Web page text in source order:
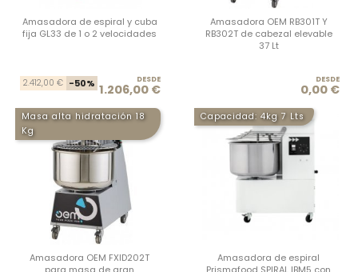
Amasadora de espiral y cuba
fija GL33 de 1 o 2 velocidades
Precio base
2.412,00 € -50% Precio
DESDE
1.206,00 €
Amasadora OEM RB301T Y
RB302T de cabezal elevable
37 Lt
DESDE
0,00 €
Masa alta hidratación 18
Kg
Amasadora OEM FXID202T
para masa de gran
Capacidad: 4kg 7 Lts
Amasadora de espiral
Prismafood SPIRAL IBM5 con